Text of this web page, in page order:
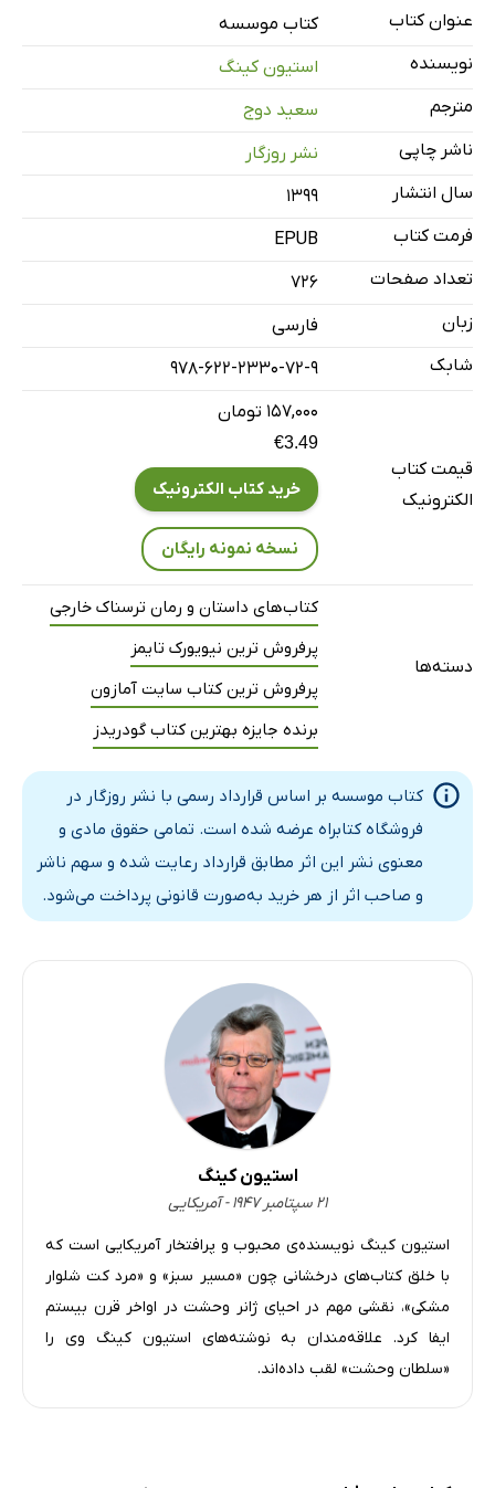
فصل اول: پاسبان شب
فصل سوم: تزریق‌ها برای نقطه‌ها
فصل چهارم: مارین و آوِری
فصل پنجم: فرار
فصل ششم: جهنم منتظر است
فصل هفتم: جهنم اینجاست
عنوان کتاب
کتاب موسسه
نویسنده
استیون کینگ
مترجم
سعید دوج
ناشر چاپی
نشر روزگار
سال انتشار
۱۳۹۹
فرمت کتاب
EPUB
تعداد صفحات
726
زبان
فارسی
شابک
978-622-2330-72-9
قیمت کتاب
الکترونیک
۱۵۷,۰۰۰ تومان
€3.49
خرید کتاب الکترونیک
نسخه نمونه رایگان
دسته‌ها
کتاب‌های داستان و رمان ترسناک خارجی
پرفروش ترین نیویورک تایمز
پرفروش ترین کتاب سایت آمازون
برنده جایزه بهترین کتاب گودریدز
کتاب موسسه بر اساس قرارداد رسمی با نشر روزگار در
فروشگاه کتابراه عرضه شده است. تمامی حقوق مادی و
معنوی نشر این اثر مطابق قرارداد رعایت شده و سهم ناشر
و صاحب اثر از هر خرید به‌صورت قانونی پرداخت می‌شود.
استیون کینگ
۲۱ سپتامبر ۱۹۴۷ - آمریکایی
استیون کینگ نویسنده‌ی محبوب و پرافتخار آمریکایی است که
با خلق کتاب‌های درخشانی چون «مسیر سبز» و «مرد کت شلوار
مشکی»، نقشی مهم در احیای ژانر وحشت در اواخر قرن بیستم
ایفا کرد. علاقه‌مندان به نوشته‌های استیون کینگ وی را
«سلطان وحشت» لقب داده‌اند.